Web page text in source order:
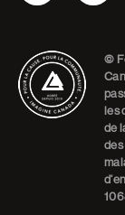
©
les
de
des